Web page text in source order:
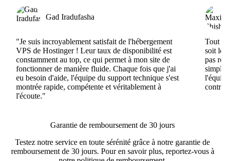
Gad Iradufasha
"Je suis incroyablement satisfait de l'hébergement
VPS de Hostinger ! Leur taux de disponibilité est
constamment au top, ce qui permet à mon site de
fonctionner de manière fluide. Chaque fois que j'ai
eu besoin d'aide, l'équipe du support technique s'est
montrée rapide, compétente et véritablement à
l'écoute."
Tout
soit
pas
Garantie de remboursement de 30 jours
Testez notre service en toute sérénité grâce à notre garantie de
remboursement de 30 jours. Pour en savoir plus, reportez-vous à